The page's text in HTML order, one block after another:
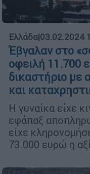
Ελλάδα|03.02.2024
Έβγαλαν στο
οφειλή 11.700
δικαστήριο
και
Η γυναίκα είχε
εφάπαξ
είχε
73.000 ευρώ η